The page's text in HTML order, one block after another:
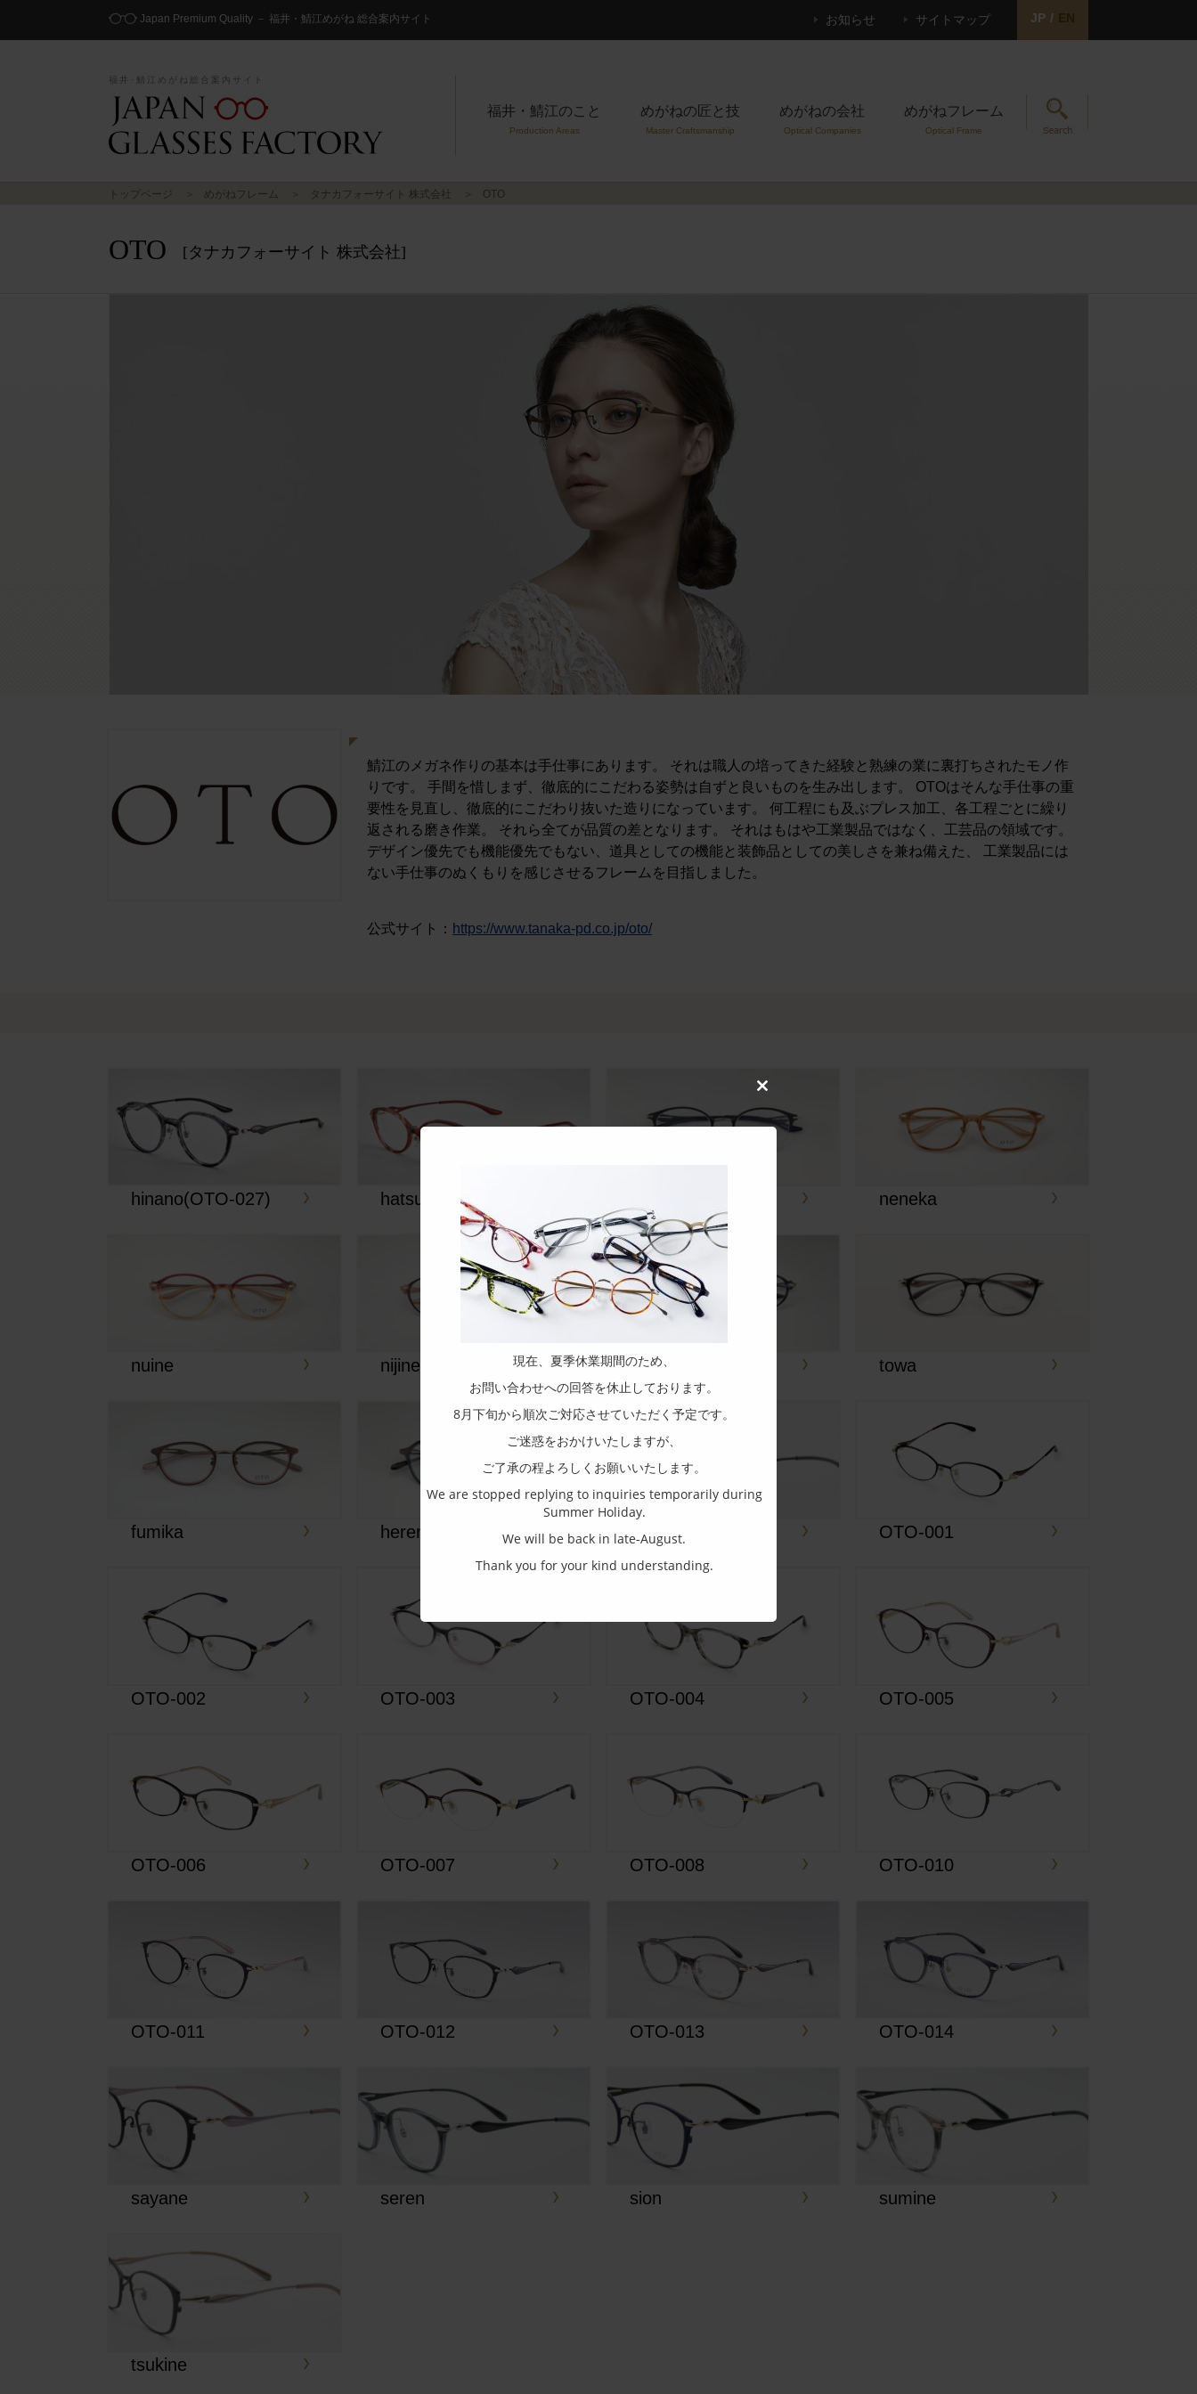
Japan Premium Quality － 福井・鯖江めがね 総合案内サイト お知らせ サイトマップ JP /
福井･鯖江めがね総合案内サイト
福井・鯖江のこと
Production Areas
めがねの匠と技
Master Craftsmanship
めがねの会社
Optical Companies
めがねフレーム
Optical Frame
トップページ めがねフレーム タナカフォーサイト 株式会社 OTO
OTO [タナカフォーサイト 株式会社]
鯖江のメガネ作りの基本は手仕事にあります。 それは職人の培ってきた経験と熟練の業に裏打ちされたモノ作
りです。 手間を惜しまず、徹底的にこだわる姿勢は自ずと良いものを生み出します。 OTOはそんな手仕事の重
要性を見直し、徹底的にこだわり抜いた造りになっています。 何工程にも及ぶプレス加工、各工程ごとに繰り
返される磨き作業。 それら全てが品質の差となります。 それはもはや工業製品ではなく、工芸品の領域です。
デザイン優先でも機能優先でもない、道具としての機能と装飾品としての美しさを兼ね備えた、 工業製品には
ない手仕事のぬくもりを感じさせるフレームを目指しました。
公式サイト： https://www.tanaka-pd.co.jp/oto/
hinano(OTO-027) hatsune(OTO-026) neneka
nuine nijine nao towa
fumika heren chinon OTO-001
OTO-002 OTO-003 OTO-004 OTO-005
OTO-006 OTO-007 OTO-008 OTO-010
OTO-011 OTO-012 OTO-013 OTO-014
sayane seren sion sumine
tsukine
this
module
現在、夏季休業期間のため、
お問い合わせへの回答を休止しております。
8月下旬から順次ご対応させていただく予定です。
ご迷惑をおかけいたしますが、
ご了承の程よろしくお願いいたします。
We are stopped replying to inquiries temporarily during
Summer Holiday.
We will be back in late-August.
Thank you for your kind understanding.